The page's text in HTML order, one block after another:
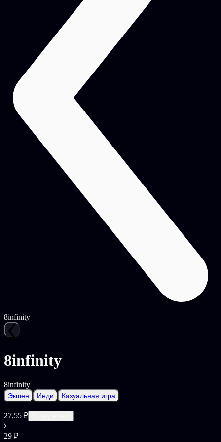
8infinity
8infinity
8infinity
Экшен Инди Казуальная игра
27,55 ₽
29 ₽